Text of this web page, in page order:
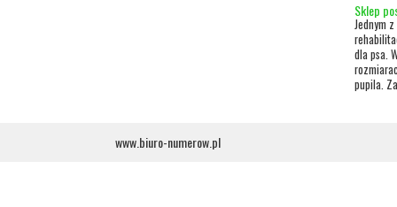
Sklep
Jednym
dla psa.
pupila.
www.biuro-numerow.pl